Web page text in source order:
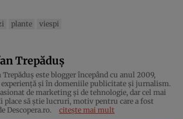
plante viespi
Trepăduș
Trepăduș este blogger începând cu anul 2009,
experiență și în domeniile publicitate și jurnalism.
de marketing și de tehnologie, dar cel mai
place să știe lucruri, motiv pentru care a fost
Descopera.ro.
citește mai mult